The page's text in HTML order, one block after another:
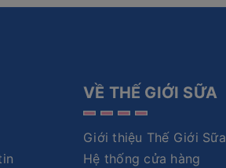
VỀ THẾ GIỚI SỮA
Giới thiệu Thế Giới Sữa
Hệ thống cửa hàng